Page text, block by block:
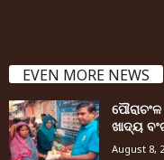
EVEN MORE NEWS
ଖାଦ୍ୟ
August 8,